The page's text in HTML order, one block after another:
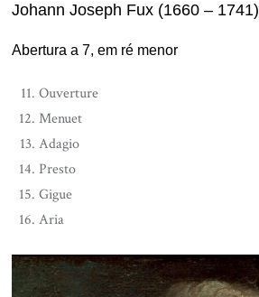
Johann Joseph Fux (1660 – 1741)
Abertura a 7, em ré menor
Ouverture
Menuet
Adagio
Presto
Gigue
Aria